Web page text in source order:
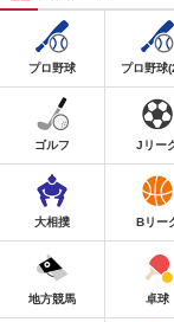
プロ野球 プロ野球
ゴルフ Jリー
大相撲 Bリー
地方競馬 卓球